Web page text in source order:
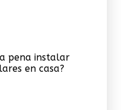
pena instalar
en casa?